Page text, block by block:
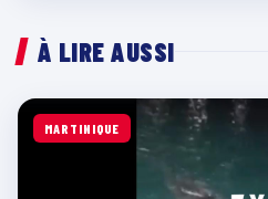
À LIRE AUSSI
MARTINIQUE